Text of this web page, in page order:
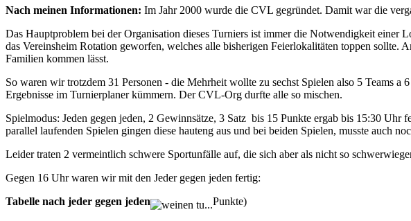
Nach meinen Informationen: Im Jahr 2000 wurde die CVL gegründet. Damit war die
Das Hauptproblem bei der Organisation dieses Turniers ist immer die Notwendigkeit
das Vereinsheim Rotation geworfen, welches alle bisherigen Feierlokalitäten toppen sollte.
Familien kommen lässt.
So waren wir trotzdem 31 Personen - die Mehrheit wollte zu sechst Spielen also 5 Teams
Ergebnisse im Turnierplaner kümmern. Der CVL-Org durfte alle so mischen.
Spielmodus: Jeden gegen jeden, 2 Gewinnsätze, 3 Satz bis 15 Punkte ergab bis 15:30
parallel laufenden Spielen gingen diese hauteng aus und bei beiden Spielen, musste auch
Leider traten 2 vermeintlich schwere Sportunfälle auf, die sich aber als nicht so
Gegen 16 Uhr waren wir mit den Jeder gegen jeden fertig:
Tabelle nach jeder gegen jeden
Punkte)